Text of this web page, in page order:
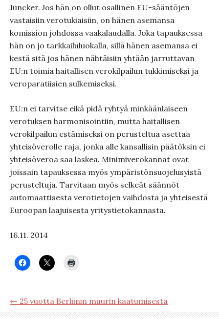
Juncker. Jos hän on ollut osallinen EU-sääntöjen
vastaisiin verotukiaisiin, on hänen asemansa
komission johdossa vaakalaudalla. Joka tapauksessa
hän on jo tarkkailuluokalla, sillä hänen asemansa ei
kestä sitä jos hänen nähtäisiin yhtään jarruttavan
EU:n toimia haitallisen verokilpailun tukkimiseksi ja
veroparatiisien sulkemiseksi.
EU:n ei tarvitse eikä pidä ryhtyä minkäänlaiseen
verotuksen harmonisointiin, mutta haitallisen
verokilpailun estämiseksi on perusteltua asettaa
yhteisöverolle raja, jonka alle kansallisin päätöksin ei
yhteisöveroa saa laskea. Minimiverokannat ovat
joissain tapauksessa myös ympäristönsuojelusyistä
perusteltuja. Tarvitaan myös selkeät säännöt
automaattisesta verotietojen vaihdosta ja yhteisestä
Euroopan laajuisesta yritystietokannasta.
16.11. 2014
← 25 vuotta Berliinin muurin kaatumisesta